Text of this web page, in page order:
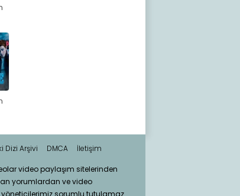
Dizi Arşivi DMCA İletişim
video paylaşım sitelerinden
yorumlardan ve video